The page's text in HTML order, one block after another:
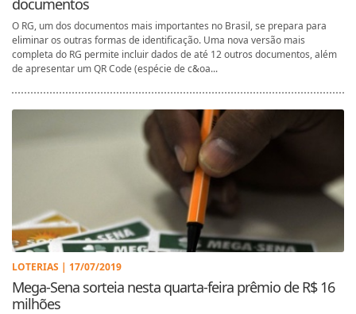
O RG, um dos documentos mais importantes no Brasil, se prepara para
eliminar os outras formas de identificação. Uma nova versão mais
completa do RG permite incluir dados de até 12 outros documentos, além
de apresentar um QR Code (espécie de c&oa...
LOTERIAS | 17/07/2019
Mega-Sena sorteia nesta quarta-feira prêmio de R$ 16
milhões